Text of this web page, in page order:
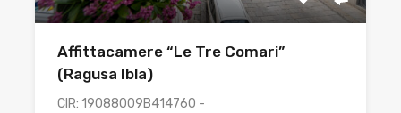
Affittacamere “Le Tre Comari”
(Ragusa Ibla)
CIR: 19088009B414760 -